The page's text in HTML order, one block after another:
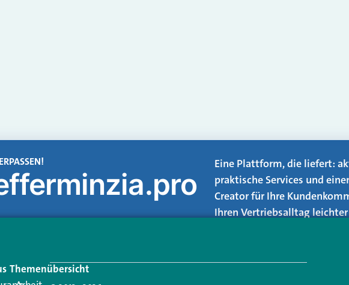
Eine Plattform, die liefert:
praktische Services und
Creator für Ihre
Ihren Vertriebsalltag
Themenübersicht